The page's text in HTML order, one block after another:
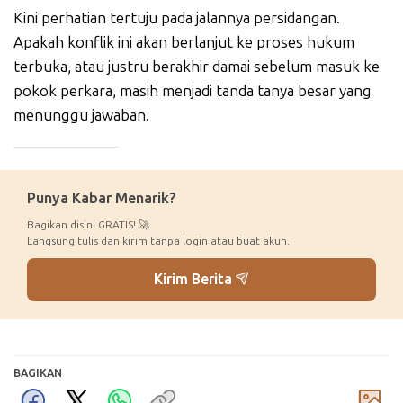
Kini perhatian tertuju pada jalannya persidangan.
Apakah konflik ini akan berlanjut ke proses hukum
terbuka, atau justru berakhir damai sebelum masuk ke
pokok perkara, masih menjadi tanda tanya besar yang
menunggu jawaban.
Punya Kabar Menarik?
Bagikan disini GRATIS! 🚀
Langsung tulis dan kirim tanpa login atau buat akun.
Kirim Berita
BAGIKAN